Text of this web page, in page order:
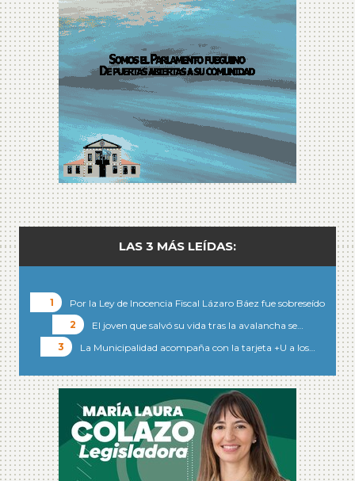
LAS 3 MÁS LEÍDAS:
Por la Ley de Inocencia Fiscal Lázaro Báez fue sobreseído
El joven que salvó su vida tras la avalancha se…
La Municipalidad acompaña con la tarjeta +U a los…